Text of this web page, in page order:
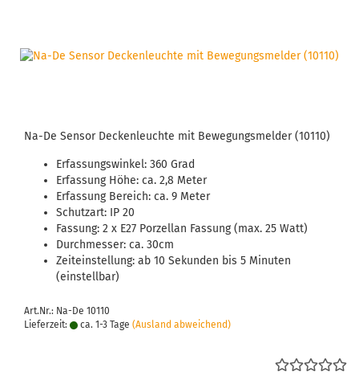
Na-De Sensor Deckenleuchte mit Bewegungsmelder (10110)
Erfassungswinkel: 360 Grad
Erfassung Höhe: ca. 2,8 Meter
Erfassung Bereich: ca. 9 Meter
Schutzart: IP 20
Fassung: 2 x E27 Porzellan Fassung (max. 25 Watt)
Durchmesser: ca. 30cm
Zeiteinstellung: ab 10 Sekunden bis 5 Minuten
(einstellbar)
Art.Nr.: Na-De 10110
Lieferzeit:
ca. 1-3 Tage (Ausland abweichend)